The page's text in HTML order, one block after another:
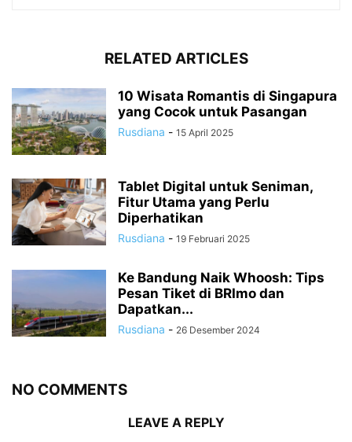
RELATED ARTICLES
10 Wisata Romantis di Singapura
yang Cocok untuk Pasangan
Rusdiana - 15 April 2025
Tablet Digital untuk Seniman,
Fitur Utama yang Perlu
Diperhatikan
Rusdiana - 19 Februari 2025
Ke Bandung Naik Whoosh: Tips
Pesan Tiket di BRImo dan
Dapatkan...
Rusdiana - 26 Desember 2024
NO COMMENTS
LEAVE A REPLY